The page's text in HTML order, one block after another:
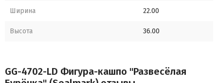
Ширина 22.00
Высота 36.00
GG-4702-LD Фигура-кашпо "Развесёлая